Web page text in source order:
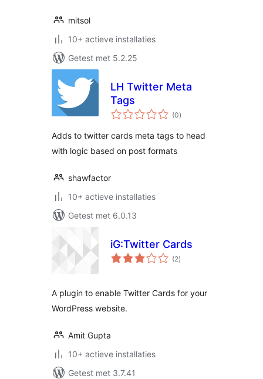
mitsol
10+ actieve installaties
Getest met 5.2.25
LH Twitter Meta
Tags
(0totaal
waarderingen
)
Adds to twitter cards meta tags to head
with logic based on post formats
shawfactor
10+ actieve installaties
Getest met 6.0.13
iG:Twitter Cards
(2totaal
waarderingen
)
A plugin to enable Twitter Cards for your
WordPress website.
Amit Gupta
10+ actieve installaties
Getest met 3.7.41